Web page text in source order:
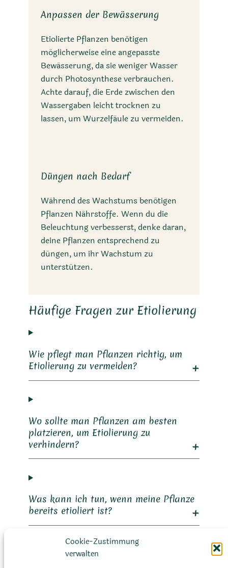
Cookie-Zustimmung
verwalten
Anpassen der Bewässerung
Etiolierte Pflanzen benötigen
möglicherweise eine angepasste
Bewässerung, da sie weniger Wasser
durch Photosynthese verbrauchen.
Achte darauf, die Erde zwischen den
Wassergaben leicht trocknen zu
lassen, um Wurzelfäule zu vermeiden.
Düngen nach Bedarf
Während des Wachstums benötigen
Pflanzen Nährstoffe. Wenn du die
Beleuchtung verbesserst, denke daran,
deine Pflanzen entsprechend zu
düngen, um ihr Wachstum zu
unterstützen.
Häufige Fragen zur Etiolierung
Wie pflegt man Pflanzen richtig, um
Etiolierung zu vermeiden?
Wo sollte man Pflanzen am besten
platzieren, um Etiolierung zu
verhindern?
Was kann ich tun, wenn meine Pflanze
bereits etioliert ist?